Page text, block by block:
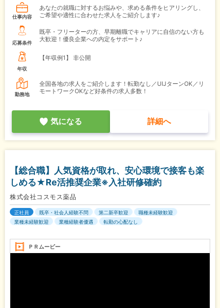
仕事内容
あなたの就職に対するお悩みや、求める条件をヒアリングし、
ご希望や適性に合わせた求人をご紹介します♪
応募条件
既卒・フリーターの方、早期離職でキャリアに自信のない方も
大歓迎！優良企業への内定をサポート♪
年収
【年収例1】 非公開
勤務地
全国各地の求人をご紹介します！転勤なし／UIJターンOK／リ
モートワークOKなど好条件の求人多数！
気になる 詳細へ
【総合職】人気資格が取れ、安心環境で接客も楽
しめる★Re活推奨企業※入社研修確約
株式会社コスモス薬品
正社員 既卒・社会人経験不問 第二新卒歓迎
職種未経験歓迎
業種未経験歓迎
業種経験者優遇 転勤の心配なし
ＰＲムービー